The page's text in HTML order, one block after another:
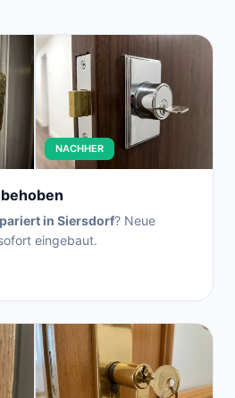
NACHHER
in Siersdorf? Neue
eingebaut.